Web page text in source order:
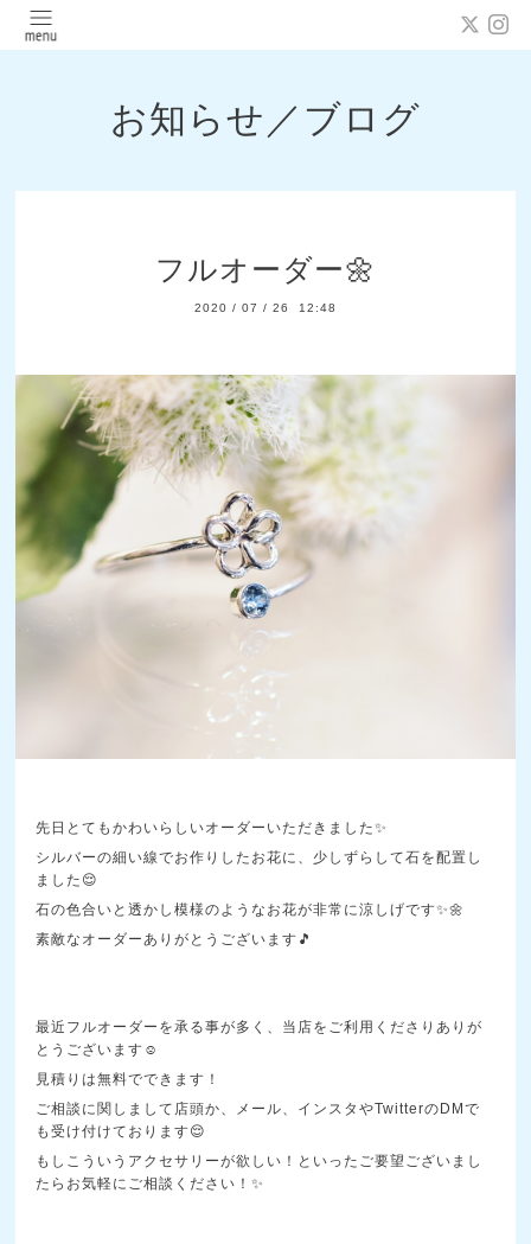
お知らせ／ブログ
フルオーダー🌼
2020 / 07 / 26 12:48
先日とてもかわいらしいオーダーいただきました✨
シルバーの細い線でお作りしたお花に、少しずらして石を配置し
ました😌
石の色合いと透かし模様のようなお花が非常に涼しげです✨🌼
素敵なオーダーありがとうございます🎵
最近フルオーダーを承る事が多く、当店をご利用くださりありが
とうございます☺️
見積りは無料でできます！
ご相談に関しまして店頭か、メール、インスタやTwitterのDMで
も受け付けております😌
もしこういうアクセサリーが欲しい！といったご要望ございまし
たらお気軽にご相談ください！✨